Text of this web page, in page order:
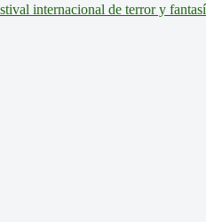
internacional de terror y